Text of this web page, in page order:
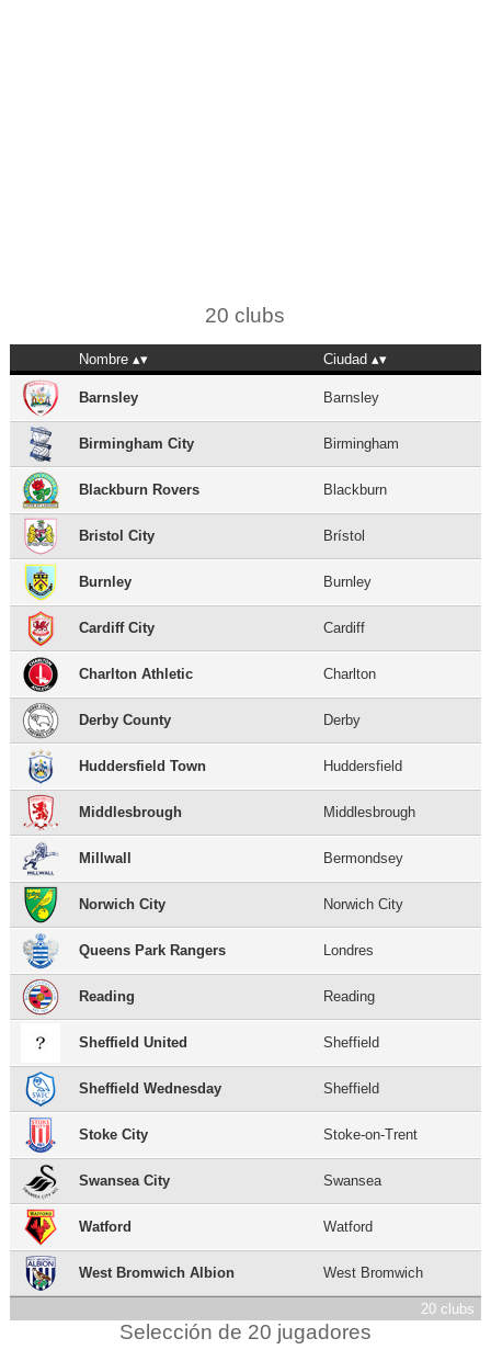
20 clubs
Nombre Ciudad
Barnsley Barnsley
Birmingham City Birmingham
Blackburn Rovers Blackburn
Bristol City Brístol
Burnley Burnley
Cardiff City Cardiff
Charlton Athletic Charlton
Derby County Derby
Huddersfield Town Huddersfield
Middlesbrough Middlesbrough
Millwall Bermondsey
Norwich City Norwich City
Queens Park Rangers Londres
Reading Reading
Sheffield United Sheffield
Sheffield Wednesday Sheffield
Stoke City Stoke-on-Trent
Swansea City Swansea
Watford Watford
West Bromwich Albion West Bromwich
20 clubs
Selección de 20 jugadores